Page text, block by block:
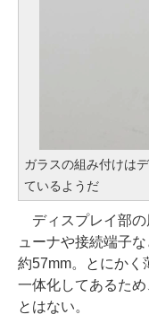
ガラスの組み付けは
ているようだ
ディスプレイ部の
ューナや接続端子
約57mm。とにかく
一体化してあるた
とはない。